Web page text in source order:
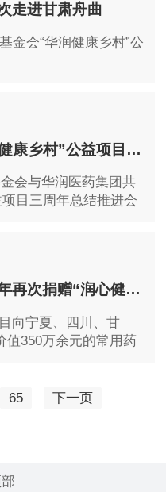
走进甘肃舟曲
金会“华润健康乡村”公
关爱健康 共促振兴 “华润健康乡村”公益项目三周年总结推进会在京举行
会与华润医药集团共
项目三周年总结推进会
华润健康乡村公益项目今年再次捐赠“润心健康包”价值350万元
向宁夏、四川、甘
值350万余元的常用药
65 下一页